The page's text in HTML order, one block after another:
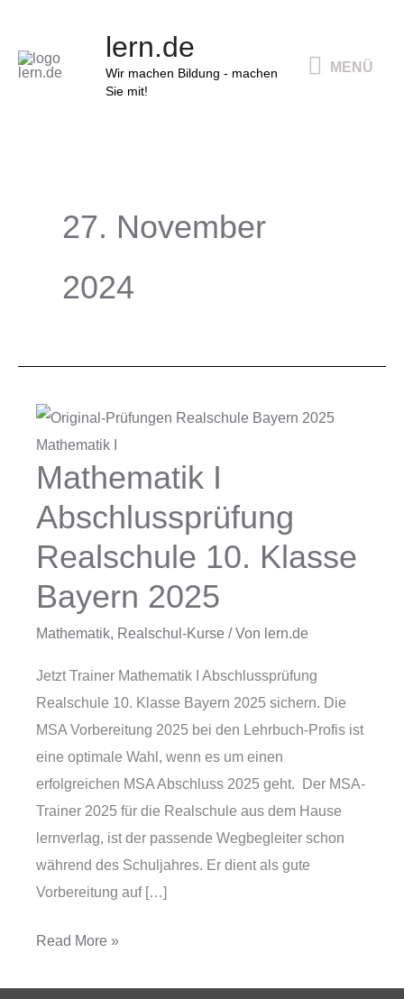
springen
lern.de
Wir machen Bildung - machen
Sie mit!
MENÜ
27. November
2024
Mathematik I
Abschlussprüfung
Realschule 10. Klasse
Bayern 2025
Mathematik, Realschul-Kurse / Von lern.de
Jetzt Trainer Mathematik I Abschlussprüfung
Realschule 10. Klasse Bayern 2025 sichern. Die
MSA Vorbereitung 2025 bei den Lehrbuch-Profis ist
eine optimale Wahl, wenn es um einen
erfolgreichen MSA Abschluss 2025 geht. Der MSA-
Trainer 2025 für die Realschule aus dem Hause
lernverlag, ist der passende Wegbegleiter schon
während des Schuljahres. Er dient als gute
Vorbereitung auf […]
Mathematik
Abschlussprüfung
Realschule
Klasse
Bayern
Read More »